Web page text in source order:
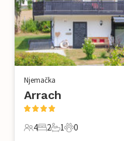
Njemačka
Arrach
4 Gosti
4
2 Spavaće sobe
2
1 Kupaonica
1
0 Kućni ljubimac
0